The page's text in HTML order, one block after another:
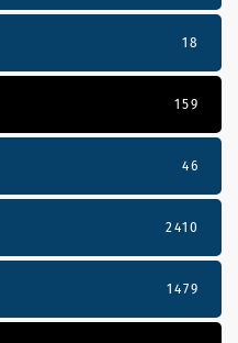
18
159
46
2410
1479